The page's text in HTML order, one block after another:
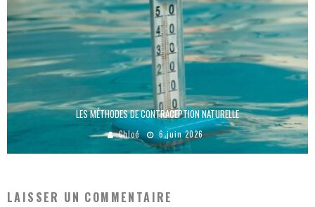
LES MÉTHODES DE CONTRACEPTION NATURELLE
Chloé 6 juin 2026
LAISSER UN COMMENTAIRE